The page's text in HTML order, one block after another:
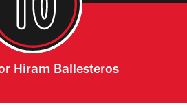
Hiram Ballesteros